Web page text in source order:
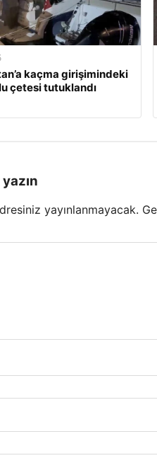
kaçma girişimindeki
çetesi tutuklandı
yayınlanmayacak.